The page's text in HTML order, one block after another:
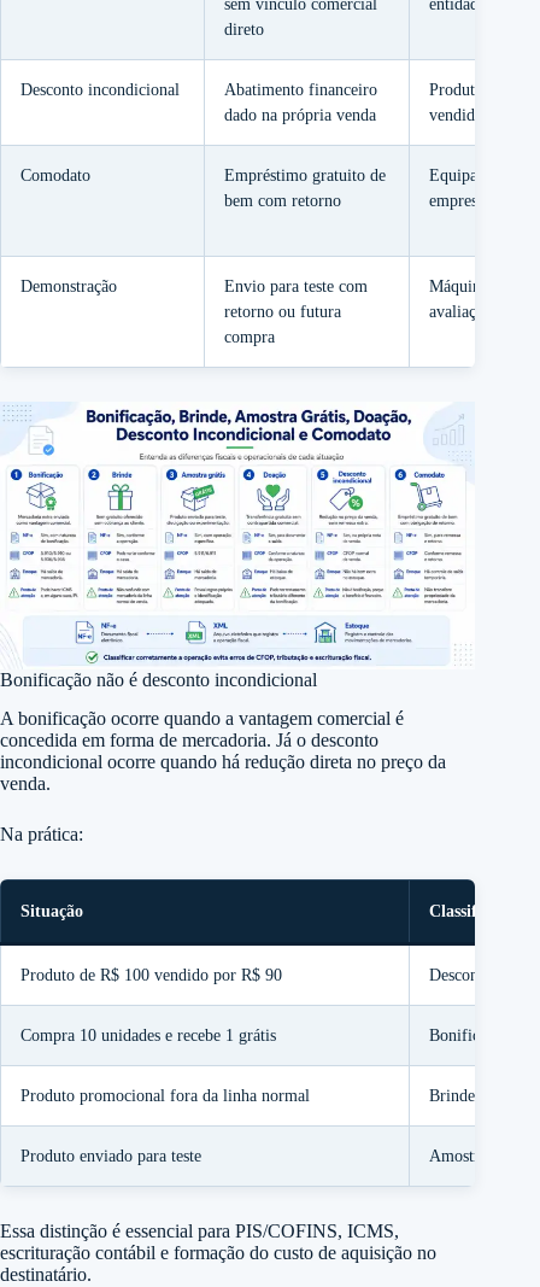
sem vínculo comercial
direto
entidade
Desconto incondicional
Abatimento financeiro
dado na própria venda
Produto de R$
vendido por R$
Comodato
Empréstimo gratuito de
bem com retorno
Equipamento
emprestado ao
Demonstração
Envio para teste com
retorno ou futura
compra
Máquina
avaliação
Bonificação não é desconto incondicional
A bonificação ocorre quando a vantagem comercial é
concedida em forma de mercadoria. Já o desconto
incondicional ocorre quando há redução direta no preço da
venda.
Na prática:
Situação Classificação
Produto de R$ 100 vendido por R$ 90 Desconto
Compra 10 unidades e recebe 1 grátis Bonificação
Produto promocional fora da linha normal Brinde
Produto enviado para teste Amostra grátis
Essa distinção é essencial para PIS/COFINS, ICMS,
escrituração contábil e formação do custo de aquisição no
destinatário.